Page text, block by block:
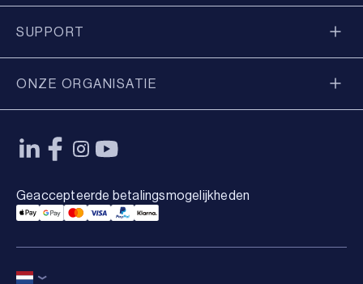
SUPPORT
ONZE ORGANISATIE
Geaccepteerde betalingsmogelijkheden
Applepay Payment
Googlepay Payment
Mastercard Payment
Visa Payment
Paypal Payment
Klarna Payment